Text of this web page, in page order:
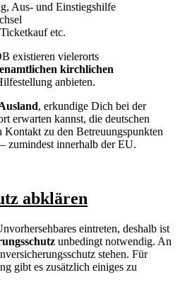
Aus- und Einstiegshilfe
etc.
existieren vielerorts
kirchlichen
anbieten.
, erkundige Dich bei der
erwarten kannst, die deutschen
zu den Betreuungspunkten
zumindest innerhalb der EU.
abklären
eintreten, deshalb ist
unbedingt notwendig. An
stehen. Für
gibt es zusätzlich einiges zu